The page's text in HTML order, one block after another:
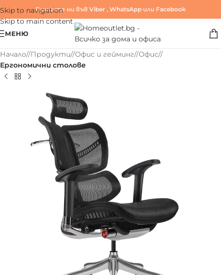
Skip to navigation
Skip to main content
Пишете ни във Viber , WhatsAppили Facebook
МЕНЮ
Начало/ Продукти/ Офис и гейминг/ Офис/
Ергономични столове